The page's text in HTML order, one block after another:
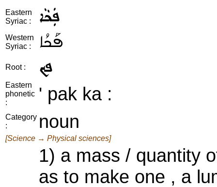
Eastern
Syriac :
ܦܲܟܵܐ
Western
Syriac :
ܦܰܟܳܐ
Root : ܦܟ
Eastern
phonetic
:
' pak ka :
Category
:
noun
[Science → Physical sciences]
1) a mass / quantity
as to make one , a